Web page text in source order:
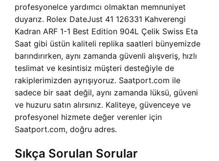
profesyonelce yardımcı olmaktan memnuniyet
duyarız. Rolex DateJust 41 126331 Kahverengi
Kadran ARF 1-1 Best Edition 904L Çelik Swiss Eta
Saat gibi üstün kaliteli replika saatleri bünyemizde
barındırırken, aynı zamanda güvenli alışveriş, hızlı
teslimat ve kesintisiz müşteri desteğiyle de
rakiplerimizden ayrışıyoruz. Saatport.com ile
sadece bir saat değil, aynı zamanda lüksü, güveni
ve huzuru satın alırsınız. Kaliteye, güvenceye ve
profesyonel hizmete değer verenler için
Saatport.com, doğru adres.
Sıkça Sorulan Sorular